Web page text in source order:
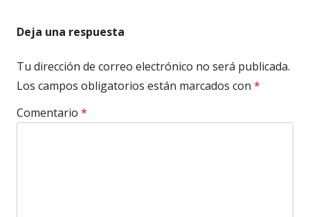
Deja una respuesta
Tu dirección de correo electrónico no será publicada.
Los campos obligatorios están marcados con *
Comentario *